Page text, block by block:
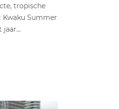
tropische
Summer